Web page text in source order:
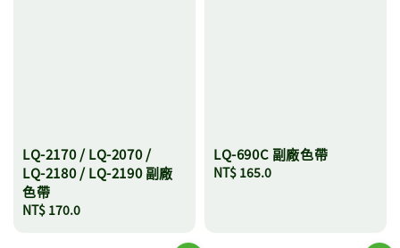
LQ-2170 / LQ-2070 /
LQ-2180 / LQ-2190 副廠
色帶
Regular
NT$ 170.0
LQ-690C 副廠色帶
Regular
NT$ 165.0